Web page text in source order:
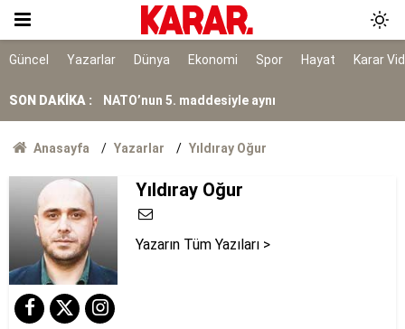
Güncel Yazarlar Dünya Ekonomi Spor Hayat Karar
SON DAKİKA :
Suça sürüklenen çocuklara ilişkin kanun teklifi
yasalaştı
acizliktir
NATO’nun 5. maddesiyle aynı
uzaklaştırıldı
Teröristlere gösterilen toleransın onda birini
beklerdim
Anasayfa Yazarlar Yıldıray Oğur
Yıldıray Oğur
Yazarın Tüm Yazıları >